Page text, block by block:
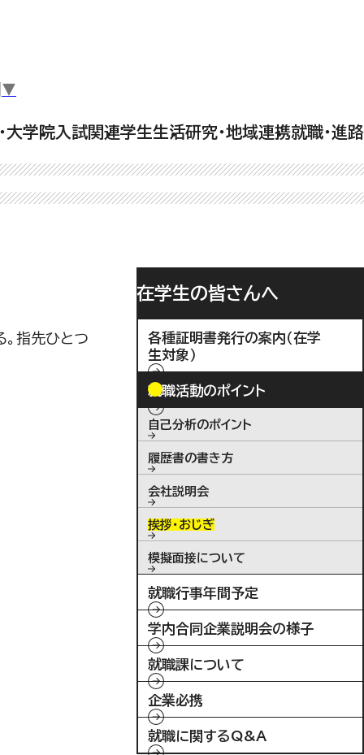
▼
大学院 入試関連学生生活研究・地域連携就職・進路
指先ひとつ
在学生の皆さんへ
各種証明書発行の案内（在学
生対象）
就職活動のポイント
自己分析のポイント
履歴書の書き方
会社説明会
挨拶・おじぎ
模擬面接について
就職行事年間予定
学内合同企業説明会の様子
就職課について
企業必携
就職に関するQ&A